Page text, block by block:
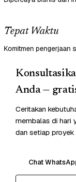
Tepat Waktu
Komitmen pengerjaan
Anda —
Ceritakan
membalas di hari
dan setiap proyek
Chat